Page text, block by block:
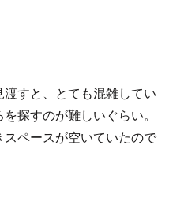
渡すと、とても混雑してい
探すのが難しいぐらい。
ペースが空いていたので